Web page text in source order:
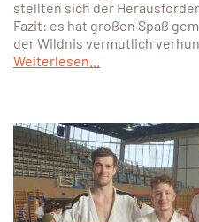
stellten sich der
Fazit: es hat großen Spaß
der Wildnis vermutlich
Weiterlesen...